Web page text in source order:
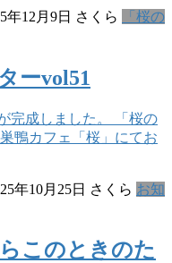
年12月9日 さくら
「桜の
ーvol51
完成しました。 「桜の
鴨カフェ「桜」にてお
年10月25日 さくら お知
このときのた